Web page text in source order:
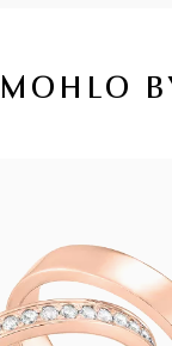
MOHLO